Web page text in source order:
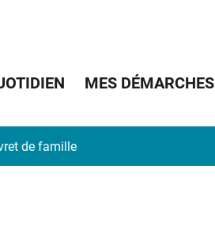
Facebook
Instagram
le compte Linkedin
MES DÉMARCHES
de famille